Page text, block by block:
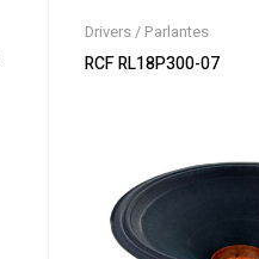
Drivers / Parlantes
RCF RL18P300-07